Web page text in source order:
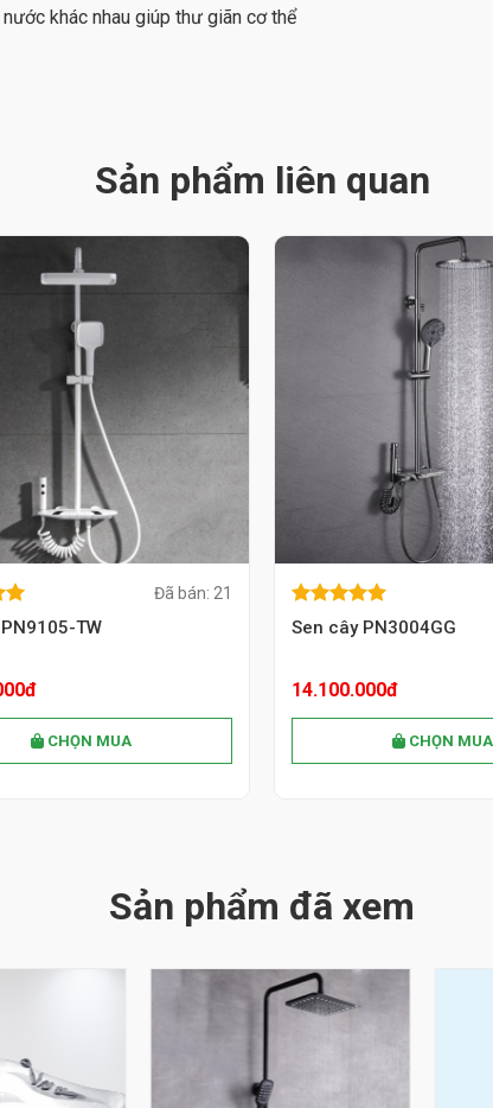
khác nhau giúp thư giãn cơ thể
Sản phẩm liên quan
of
Đã bán: 21
TW
CHỌN MUA
5.00 out of
5.00 out of
Sen cây PN3004GG
14.100.000đ
CHỌN MUA
Sản phẩm đã xem